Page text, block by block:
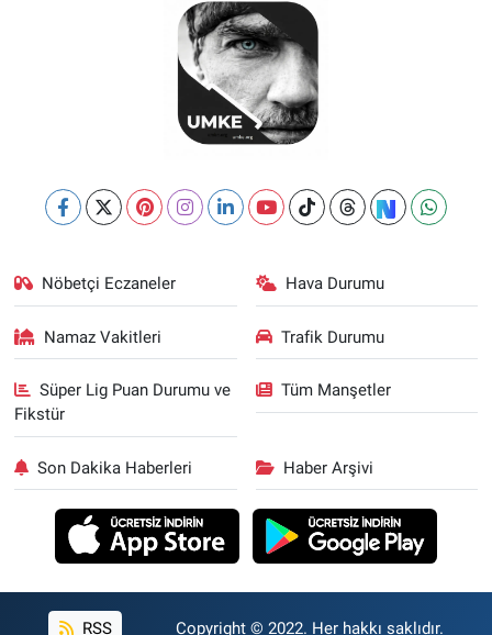
Nöbetçi Eczaneler Hava Durumu
Namaz Vakitleri Trafik Durumu
Süper Lig Puan Durumu ve
Fikstür
Tüm Manşetler
Son Dakika Haberleri Haber Arşivi
RSS Copyright © 2022. Her hakkı saklıdır.